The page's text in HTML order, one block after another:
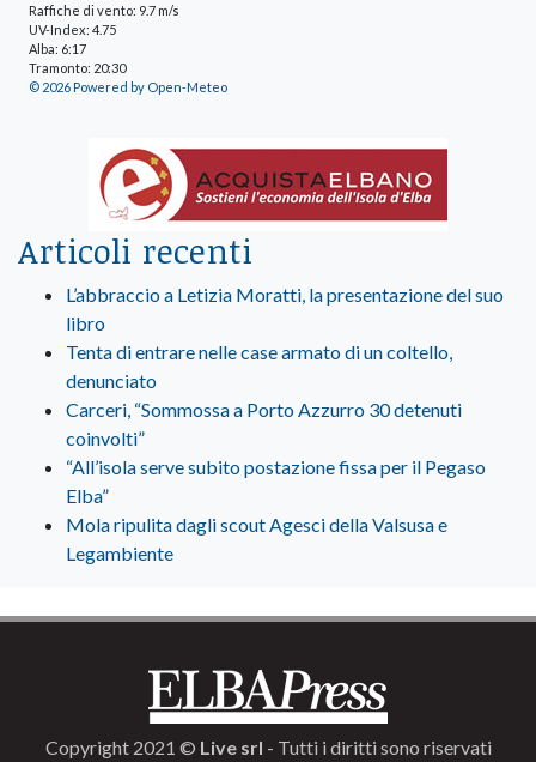
Raffiche di vento: 9.7 m/s
UV-Index: 4.75
Alba: 6:17
Tramonto: 20:30
© 2026 Powered by Open-Meteo
Articoli recenti
L’abbraccio a Letizia Moratti, la presentazione del suo
libro
Tenta di entrare nelle case armato di un coltello,
denunciato
Carceri, “Sommossa a Porto Azzurro 30 detenuti
coinvolti”
“All’isola serve subito postazione fissa per il Pegaso
Elba”
Mola ripulita dagli scout Agesci della Valsusa e
Legambiente
Copyright 2021 © Live srl - Tutti i diritti sono riservati